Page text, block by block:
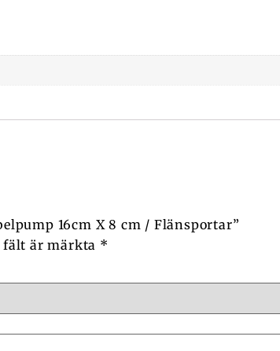
16cm X 8 cm / Flänsportar”
är märkta *